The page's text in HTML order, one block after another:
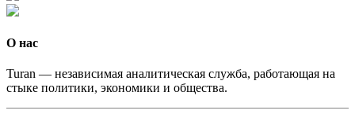
О нас
Turan — независимая аналитическая служба, работающая на
стыке политики, экономики и общества.